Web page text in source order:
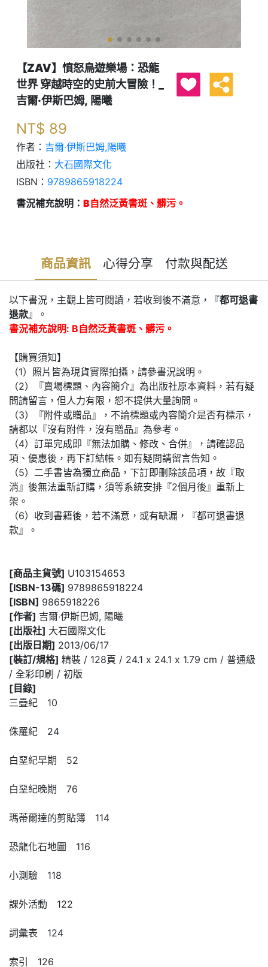
【ZAV】憤怒鳥遊樂場：恐龍
世界 穿越時空的史前大冒險！_
吉爾‧伊斯巴姆, 陽曦
NT$ 89
作者： 吉爾‧伊斯巴姆,陽曦
出版社： 大石國際文化
ISBN： 9789865918224
書況補充說明： B自然泛黃書斑、髒污。
商品資訊 心得分享 付款與配送
以下書況，主觀上皆可閱讀，若收到後不滿意，『都可退書
退款』。
書況補充說明: B自然泛黃書斑、髒污。
【購買須知】
（1）照片皆為現貨實際拍攝，請參書況說明。
（2）『賣場標題、內容簡介』為出版社原本資料，若有疑
問請留言，但人力有限，恕不提供大量詢問。
（3）『附件或贈品』，不論標題或內容簡介是否有標示，
請都以『沒有附件，沒有贈品』為參考。
（4）訂單完成即『無法加購、修改、合併』，請確認品
項、優惠後，再下訂結帳。如有疑問請留言告知。
（5）二手書皆為獨立商品，下訂即刪除該品項，故『取
消』後無法重新訂購，須等系統安排『2個月後』重新上
架。
（6）收到書籍後，若不滿意，或有缺漏，『都可退書退
款』。
[商品主貨號] U103154653
[ISBN-13碼] 9789865918224
[ISBN] 9865918226
[作者]
吉爾‧伊斯巴姆, 陽曦
[出版社] 大石國際文化
[出版日期] 2013/06/17
[裝訂/規格] 精裝 / 128頁 / 24.1 x 24.1 x 1.79 cm / 普通級
/ 全彩印刷 / 初版
[目錄]
三疊紀 10
侏羅紀 24
白堊紀早期 52
白堊紀晚期 76
瑪蒂爾達的剪貼簿 114
恐龍化石地圖 116
小測驗 118
課外活動 122
詞彙表 124
索引 126